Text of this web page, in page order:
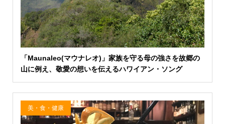
「Maunaleo(マウナレオ)」家族を守る母の強さを故郷の
山に例え、敬愛の想いを伝えるハワイアン・ソング
美・食・健康